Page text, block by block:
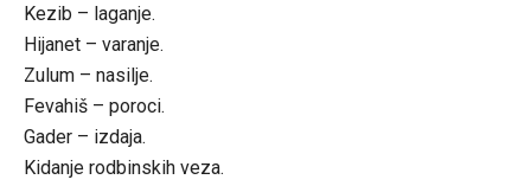
Kezib – laganje.
Hijanet – varanje.
Zulum – nasilje.
Fevahiš – poroci.
Gader – izdaja.
Kidanje rodbinskih veza.